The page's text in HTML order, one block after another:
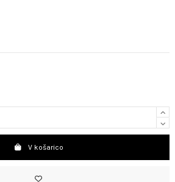
V košarico